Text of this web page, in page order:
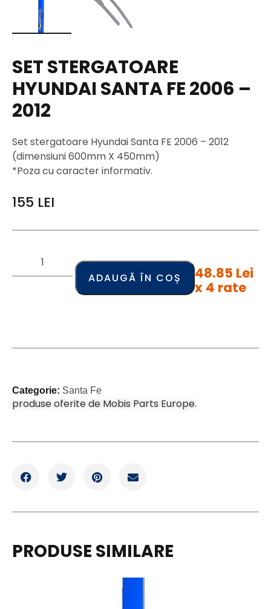
SET STERGATOARE
HYUNDAI SANTA FE 2006 –
2012
Set stergatoare Hyundai Santa FE 2006 – 2012
(dimensiuni 600mm X 450mm)
*Poza cu caracter informativ.
155 LEI
ADAUGĂ ÎN COȘ
48.85 Lei
x 4 rate
Categorie: Santa Fe
produse oferite de Mobis Parts Europe.
PRODUSE SIMILARE